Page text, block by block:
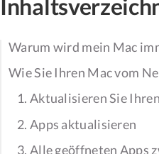
Warum wird mein Mac
Wie Sie Ihren Mac vom
1. Aktualisieren Sie
2. Apps aktualisieren
3. Alle geöffneten Apps